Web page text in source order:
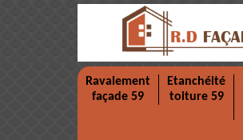
Ravalement
façade 59
Etanchéité
toiture 59